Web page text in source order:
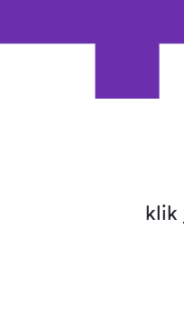
klik